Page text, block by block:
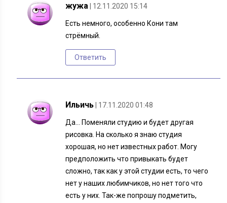
жужа | 12.11.2020 15:14
Есть немного, особенно Кони там
стрёмный.
Ответить
Ильичь | 17.11.2020 01:48
Да… Поменяли студию и будет другая
рисовка. На сколько я знаю студия
хорошая, но нет известных работ. Могу
предположить что привыкать будет
сложно, так как у этой студии есть, то чего
нет у наших любимчиков, но нет того что
есть у них. Так-же попрошу подметить,